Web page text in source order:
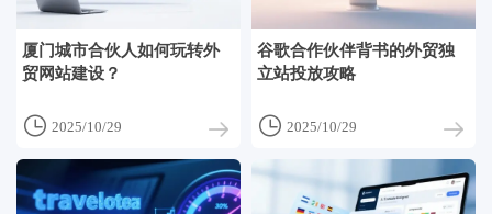
厦门城市合伙人如何玩转外
贸网站建设？
 2025/10/29
谷歌合作伙伴背书的外贸独
立站投放攻略
 2025/10/29